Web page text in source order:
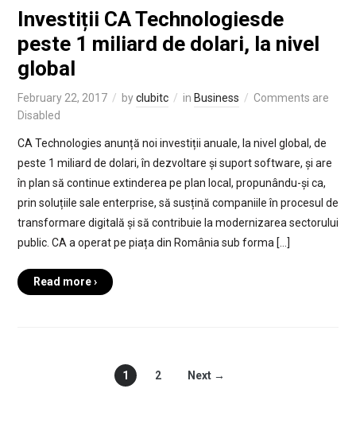
Investiții CA Technologiesde
peste 1 miliard de dolari, la nivel
global
February 22, 2017 byclubitc in Business
Comments are
Disabled
CA Technologies anunță noi investiții anuale, la nivel global, de
peste 1 miliard de dolari, în dezvoltare și suport software, și are
în plan să continue extinderea pe plan local, propunându-și ca,
prin soluțiile sale enterprise, să susțină companiile în procesul de
transformare digitală și să contribuie la modernizarea sectorului
public. CA a operat pe piața din România sub forma […]
Read more ›
1 2 Next →